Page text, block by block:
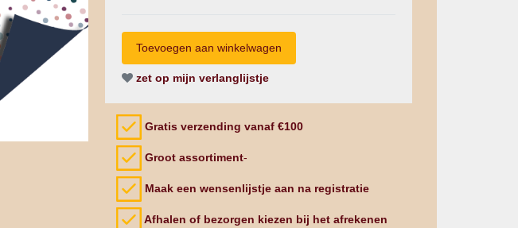
zet op mijn verlanglijstje
Gratis verzending vanaf €100
Groot assortiment-
Maak een wensenlijstje aan na registratie
Afhalen of bezorgen kiezen bij het afrekenen